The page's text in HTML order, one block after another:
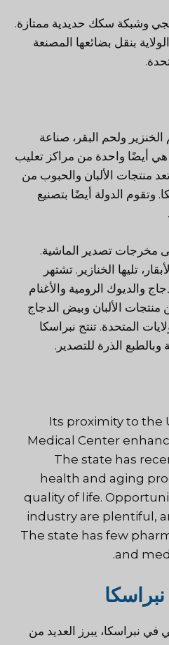
وشبكة سكك حديدية ممتازة.
بنقل بضائعها المصنعة
ولحم البقر، صناعة
أيضًا واحدة من مراكز تعليب
منتجات الألبان والحبوب من
وتقوم الدولة أيضًا بتصنيع
مخرجات تصدير الماشية.
تليها الخنازير. تشتهر
والديوك الرومية والأغنام
منتجات الألبان وبيض الدجاج
المتحدة. تنتج نبراسكا
الذرة للتصدير.
Its proximity to the
Medical Center
The state has
health and aging
quality of life.
industry are plentiful,
The state has few
and
في نبراسكا، يبرز العديد من